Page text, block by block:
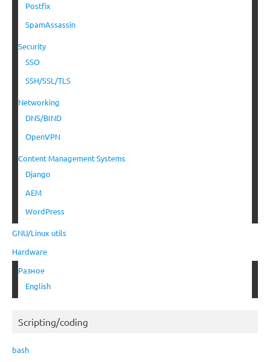
Postfix
SpamAssassin
Security
SSO
SSH/SSL/TLS
Networking
DNS/BIND
OpenVPN
Content Management Systems
Django
AEM
WordPress
GNU/Linux utils
Hardware
Разное
English
Scripting/coding
bash